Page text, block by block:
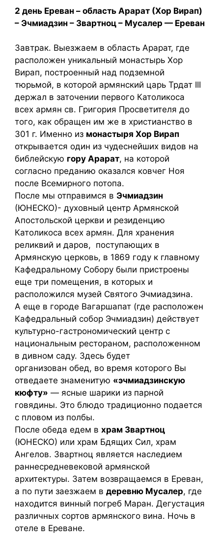
2 день Ереван – область Арарат (Хор Вирап)
– Эчмиадзин – Звартноц – Мусалер — Ереван
Завтрак. Выезжаем в область Арарат, где
расположен уникальный монастырь Хор
Вирап, построенный над подземной
тюрьмой, в которой армянский царь Трдат III
держал в заточении первого Католикоса
всех армян св. Григория Просветителя до
того, как обращен им же в христианство в
301 г. Именно из монастыря Хор Вирап
открывается один из чудеснейших видов на
библейскую гору Арарат, на которой
согласно преданию оказался ковчег Ноя
после Всемирного потопа.
После мы отправимся в Эчмиадзин
(ЮНЕСКО)- духовный центр Армянской
Апостольской церкви и резиденцию
Католикоса всех армян. Для хранения
реликвий и даров, поступающих в
Армянскую церковь, в 1869 году к главному
Кафедральному Собору были пристроены
еще три помещения, в которых и
расположился музей Святого Эчмиадзина.
А еще в городе Вагаршапат (где расположен
Кафедральный собор Эчмиадзин) действует
культурно-гастрономический центр с
национальным рестораном, расположенном
в дивном саду. Здесь будет
организован обед, во время которого Вы
отведаете знаменитую «эчмиадзинскую
кюфту» — ясные шарики из парной
говядины. Это блюдо традиционно подается
с пловом из полбы.
После обеда едем в храм Звартноц
(ЮНЕСКО) или храм Бдящих Сил, храм
Ангелов. Звартноц является наследием
раннесредневековой армянской
архитектуры. Затем возвращаемся в Ереван,
а по пути заезжаем в деревню Мусалер, где
находится винный погреб Маран. Дегустация
различных сортов армянского вина. Ночь в
отеле в Ереване.